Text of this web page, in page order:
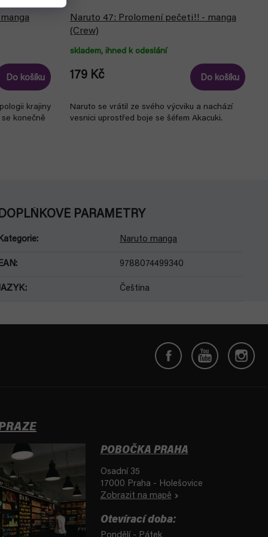
Do košíku
krajiny
se konečně
Naruto 47: Prolomení pečeti!! - manga
(Crew)
skladem, ihned k odeslání
179 Kč Do košíku
Naruto se vrátil ze svého výcviku a nachází
vesnici uprostřed boje se šéfem Akacuki.
PARAMETRY
: Naruto manga
: 9788074499340
: Čeština
POBOČKA PRAHA
Osadní 35
17000 Praha - Holešovice
Zobrazit na mapě
Otevírací doba: